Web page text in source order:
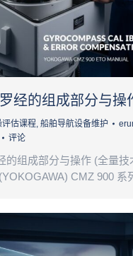
经的组成部分与操
评估课程, 船舶导航设备维护
评论
的组成部分与操作 (全量技
CMZ 900 系